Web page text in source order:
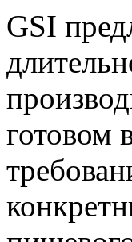
GSI
готовом